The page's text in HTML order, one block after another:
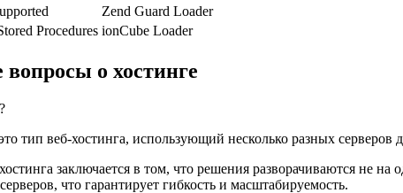
Zend Guard Loader
Procedures ionCube Loader
о хостинге
тип веб-хостинга, использующий несколько разных серверов
заключается в том, что решения разворачиваются не
что гарантирует гибкость и масштабируемость.